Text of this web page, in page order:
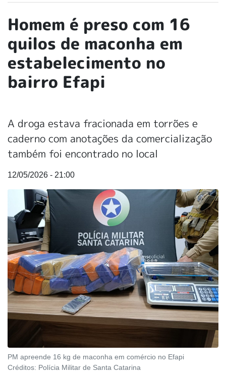
Homem é preso com 16
quilos de maconha em
estabelecimento no
bairro Efapi
A droga estava fracionada em torrões e
caderno com anotações da comercialização
também foi encontrado no local
12/05/2026 - 21:00
PM apreende 16 kg de maconha em comércio no Efapi
Créditos: Polícia Militar de Santa Catarina